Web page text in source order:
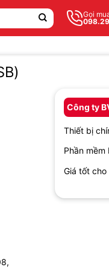
Gọi
Công ty
Thiết bị
Phần
Giá tốt